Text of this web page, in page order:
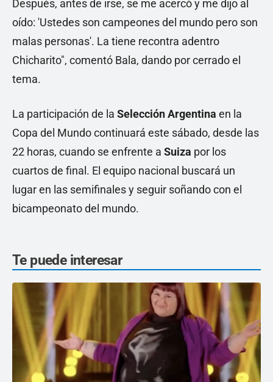
Después, antes de irse, se me acercó y me dijo al
oído: 'Ustedes son campeones del mundo pero son
malas personas'. La tiene recontra adentro
Chicharito", comentó Bala, dando por cerrado el
tema.
La participación de la Selección Argentina en la
Copa del Mundo continuará este sábado, desde las
22 horas, cuando se enfrente a Suiza por los
cuartos de final. El equipo nacional buscará un
lugar en las semifinales y seguir soñando con el
bicampeonato del mundo.
Te puede interesar